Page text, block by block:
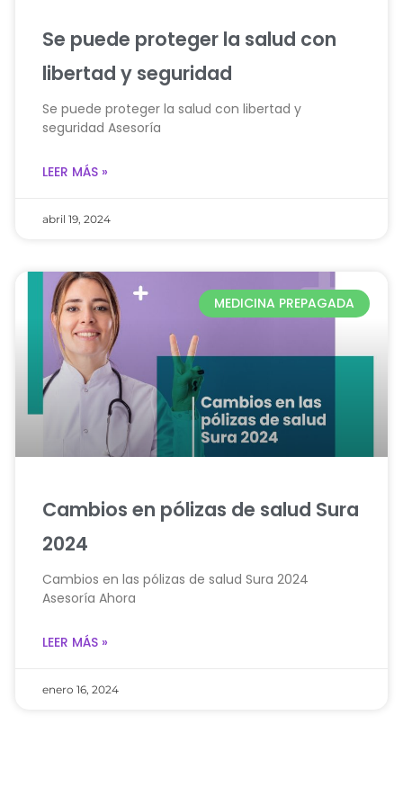
Se puede proteger la salud con
libertad y seguridad
Se puede proteger la salud con libertad y
seguridad Asesoría
LEER MÁS »
abril 19, 2024
MEDICINA PREPAGADA
Cambios en pólizas de salud Sura
2024
Cambios en las pólizas de salud Sura 2024
Asesoría Ahora
LEER MÁS »
enero 16, 2024